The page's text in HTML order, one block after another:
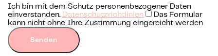
Ich bin mit dem Schutz personenbezogener Daten
einverstanden. Datenschutzrichtlinien
Das Formular
kann nicht ohne Ihre Zustimmung eingereicht werden
Senden